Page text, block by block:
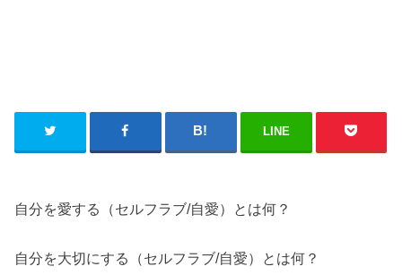
LINE
自分を愛する（セルフラブ/自愛）とは何？
自分を大切にする（セルフラブ/自愛）とは何？